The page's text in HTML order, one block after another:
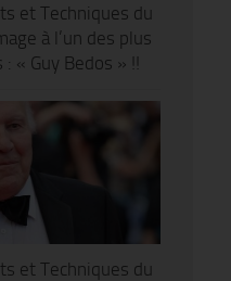
et Techniques du
à l’un des plus
« Guy Bedos » !!
et Techniques du